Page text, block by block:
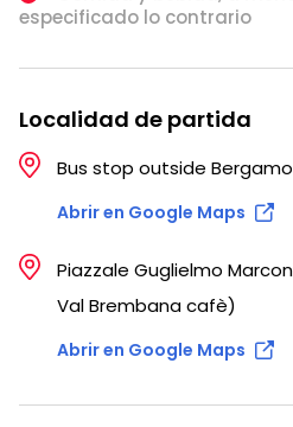
especificado lo contrario
Localidad de partida
Bus stop outside
Abrir en Google Maps
Piazzale Guglielmo
Val Brembana cafè)
Abrir en Google Maps